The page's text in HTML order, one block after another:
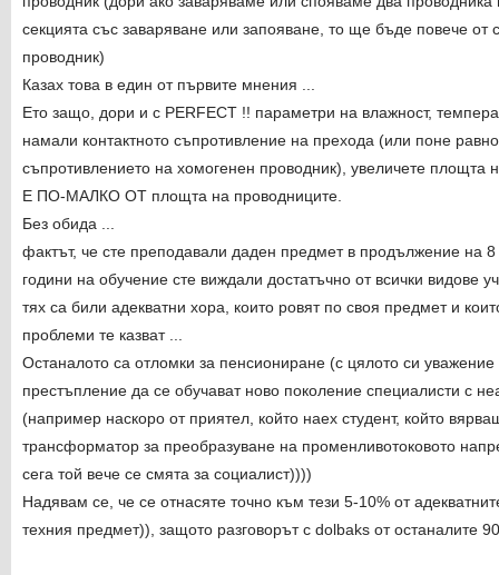
секцията със заваряване или запояване, то ще бъде повече от
проводник)
Казах това в един от първите мнения ...
Ето защо, дори и с PERFECT !! параметри на влажност,
намали контактното съпротивление на прехода (или поне
съпротивлението на хомогенен проводник), увеличете площта
Е ПО-МАЛКО ОТ площта на проводниците.
Без обида ...
фактът, че сте преподавали даден предмет в продължение на 8
години на обучение сте виждали достатъчно от всички видове
тях са били адекватни хора, които ровят по своя предмет и
проблеми те казват ...
Останалото са отломки за пенсиониране (с цялото си
престъпление да се обучават ново поколение специалисти с
(например наскоро от приятел, който наех студент, който
трансформатор за преобразуване на променливотоковото
сега той вече се смята за социалист))))
Надявам се, че се отнасяте точно към тези 5-10% от
техния предмет)), защото разговорът с dolbaks от останалите